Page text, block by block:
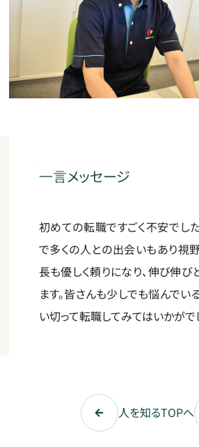
一言メッセージ
初めての転職ですごく不安でし
で多くの人との出会いもあり視
長も優しく頼りになり、伸び伸び
ます。皆さんも少しでも悩んでい
い切って転職してみてはいかがで
人を知るTOPへ